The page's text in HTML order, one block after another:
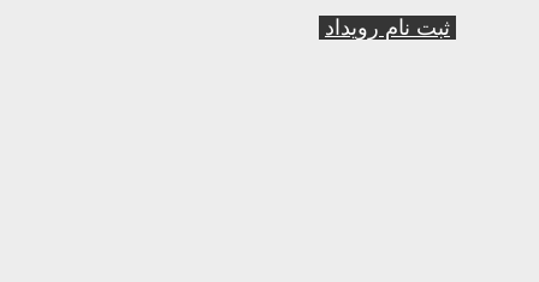
ثبت نام رویداد